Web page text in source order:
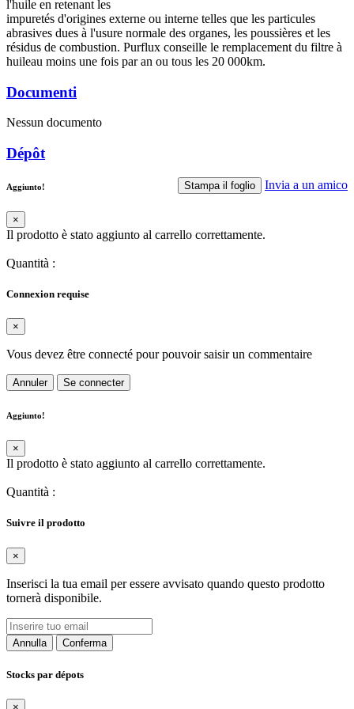
l'huile en retenant les
impuretés d'origines externe ou interne telles que les particules
abrasives dues à l'usure normale des organes, les poussières et les
résidus de combustion. Purflux conseille le remplacement du filtre à
huileau moins une fois par an ou tous les 20 000km.
Documenti
Nessun documento
Dépôt
Stampa il foglio Invia a un amico
Aggiunto!
×
Il prodotto è stato aggiunto al carrello correttamente.
Quantità :
Connexion requise
×
Vous devez être connecté pour pouvoir saisir un commentaire
Annuler Se connecter
Aggiunto!
×
Il prodotto è stato aggiunto al carrello correttamente.
Quantità :
Suivre il prodotto
×
Inserisci la tua email per essere avvisato quando questo prodotto
tornerà disponibile.
Annulla Conferma
Stocks par dépots